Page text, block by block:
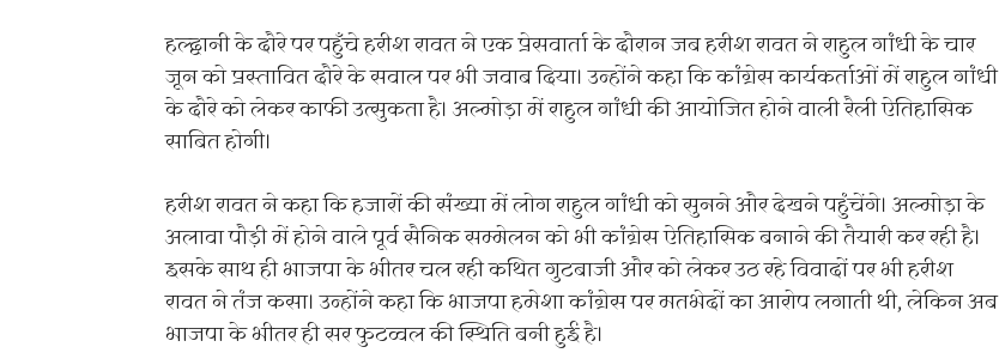
हल्द्वानी के दौरे पर पहुँचे हरीश रावत ने एक प्रेसवार्ता के दौरान जब हरीश रावत ने राहुल गांधी के चार
जून को प्रस्तावित दौरे के सवाल पर भी जवाब दिया। उन्होंने कहा कि कांग्रेस कार्यकर्ताओं में राहुल गांधी
के दौरे को लेकर काफी उत्सुकता है। अल्मोड़ा में राहुल गांधी की आयोजित होने वाली रैली ऐतिहासिक
साबित होगी।
हरीश रावत ने कहा कि हजारों की संख्या में लोग राहुल गांधी को सुनने और देखने पहुंचेंगे। अल्मोड़ा के
अलावा पौड़ी में होने वाले पूर्व सैनिक सम्मेलन को भी कांग्रेस ऐतिहासिक बनाने की तैयारी कर रही है।
इसके साथ ही भाजपा के भीतर चल रही कथित गुटबाजी और को लेकर उठ रहे विवादों पर भी हरीश
रावत ने तंज कसा। उन्होंने कहा कि भाजपा हमेशा कांग्रेस पर मतभेदों का आरोप लगाती थी, लेकिन अब
भाजपा के भीतर ही सर फुटव्वल की स्थिति बनी हुई है।